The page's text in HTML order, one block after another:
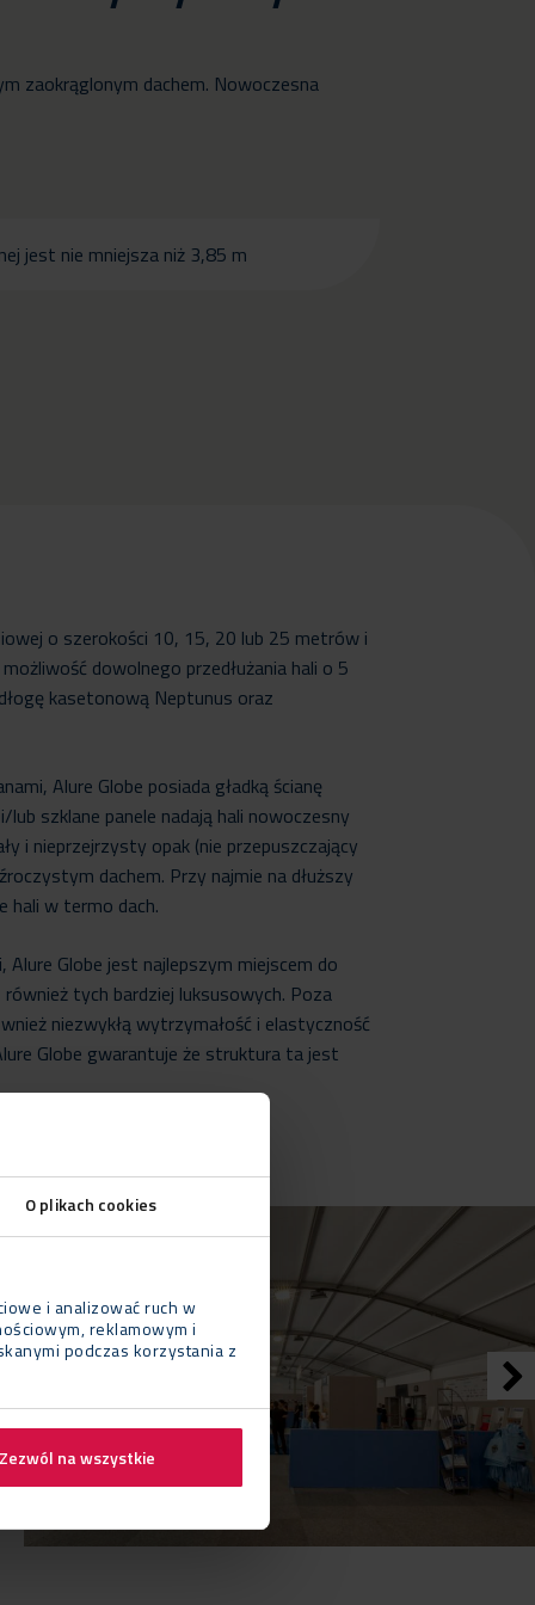
O plikach cookies
i analizować ruch w
reklamowym i
podczas korzystania z
na wszystkie
zaokrąglonym dachem. Nowoczesna
jest nie mniejsza niż 3,85 m
o szerokości 10, 15, 20 lub 25 metrów i
dowolnego przedłużania hali o 5
kasetonową Neptunus oraz
Alure Globe posiada gładką ścianę
szklane panele nadają hali nowoczesny
i nieprzejrzysty opak (nie przepuszczający
dachem. Przy najmie na dłuższy
hali w termo dach.
Globe jest najlepszym miejscem do
tych bardziej luksusowych. Poza
niezwykłą wytrzymałość i elastyczność
Globe gwarantuje że struktura ta jest